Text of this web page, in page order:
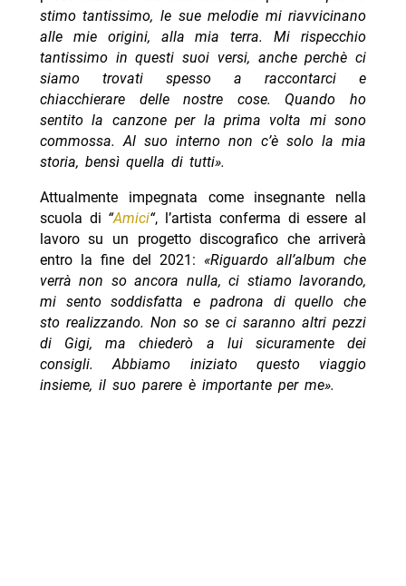
stimo tantissimo, le sue melodie mi riavvicinano
alle mie origini, alla mia terra. Mi rispecchio
tantissimo in questi suoi versi, anche perchè ci
siamo trovati spesso a raccontarci e
chiacchierare delle nostre cose. Quando ho
sentito la canzone per la prima volta mi sono
commossa. Al suo interno non c’è solo la mia
storia, bensì quella di tutti».
Attualmente impegnata come insegnante nella
scuola di “Amici“, l’artista conferma di essere al
lavoro su un progetto discografico che arriverà
entro la fine del 2021:«Riguardo all’album che
verrà non so ancora nulla, ci stiamo lavorando,
mi sento soddisfatta e padrona di quello che
sto realizzando. Non so se ci saranno altri pezzi
di Gigi, ma chiederò a lui sicuramente dei
consigli. Abbiamo iniziato questo viaggio
insieme, il suo parere è importante per me».